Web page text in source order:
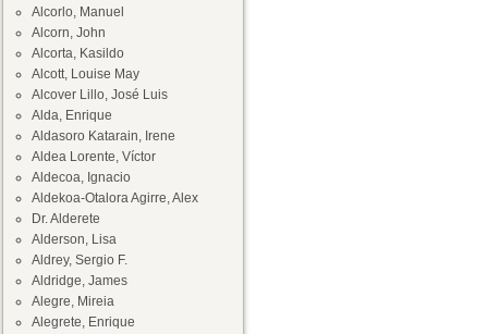
Alcorlo, Manuel
Alcorn, John
Alcorta, Kasildo
Alcott, Louise May
Alcover Lillo, José Luis
Alda, Enrique
Aldasoro Katarain, Irene
Aldea Lorente, Víctor
Aldecoa, Ignacio
Aldekoa-Otalora Agirre, Alex
Dr. Alderete
Alderson, Lisa
Aldrey, Sergio F.
Aldridge, James
Alegre, Mireia
Alegrete, Enrique